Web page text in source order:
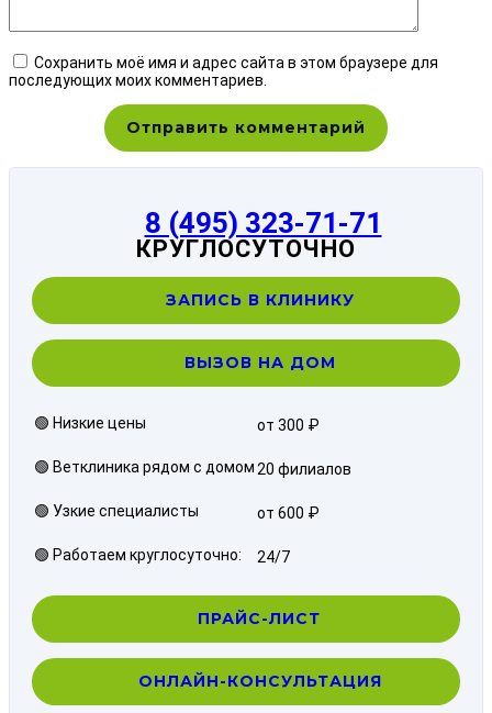
Сохранить моё имя и адрес сайта в этом браузере для
последующих моих комментариев.
8 (495) 323-71-71
КРУГЛОСУТОЧНО
ЗАПИСЬ В КЛИНИКУ
ВЫЗОВ НА ДОМ
🟢 Низкие цены от 300 ₽
🟢 Ветклиника рядом с домом 20 филиалов
🟢 Узкие специалисты от 600 ₽
🟢 Работаем круглосуточно: 24/7
ПРАЙС-ЛИСТ
ОНЛАЙН-КОНСУЛЬТАЦИЯ